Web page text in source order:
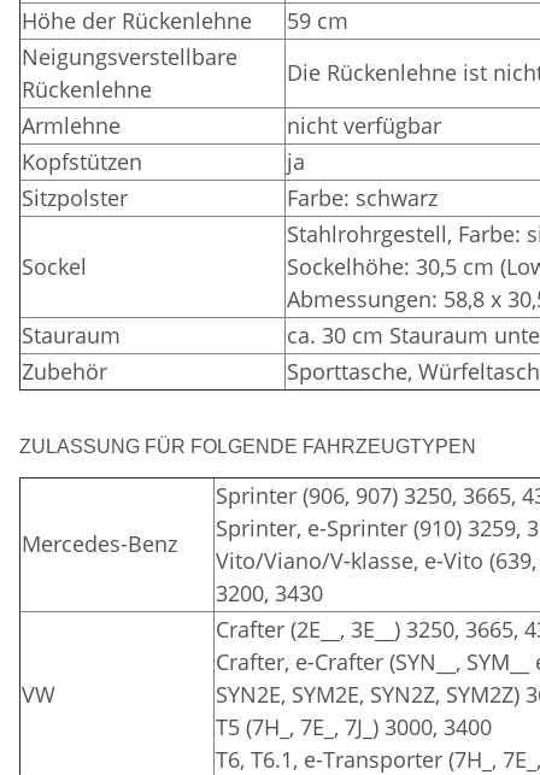
Höhe der Rückenlehne
59 cm
Neigungsverstellbare
Rückenlehne
Die Rückenlehne ist
Armlehne
nicht verfügbar
Kopfstützen
ja
Sitzpolster
Farbe: schwarz
Sockel
Stahlrohrgestell, Farbe:
Sockelhöhe: 30,5 cm
Abmessungen: 58,8 x
Stauraum
ca. 30 cm Stauraum
Zubehör
Sporttasche,
ZULASSUNG FÜR FOLGENDE FAHRZEUGTYPEN
Mercedes-Benz
Sprinter (906, 907) 3250, 3665,
Sprinter, e-Sprinter (910) 3259,
Vito/Viano/V-klasse, e-Vito
3200, 3430
VW
Crafter (2E__, 3E__) 3250, 3665,
Crafter, e-Crafter (SYN__, SYM__
SYN2E, SYM2E, SYN2Z, SYM2Z)
T5 (7H_, 7E_, 7J_) 3000, 3400
T6, T6.1, e-Transporter (7H_,